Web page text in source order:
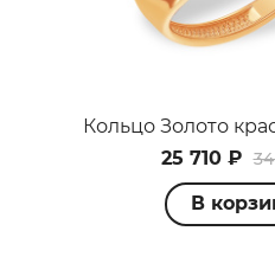
25 710 ₽
В